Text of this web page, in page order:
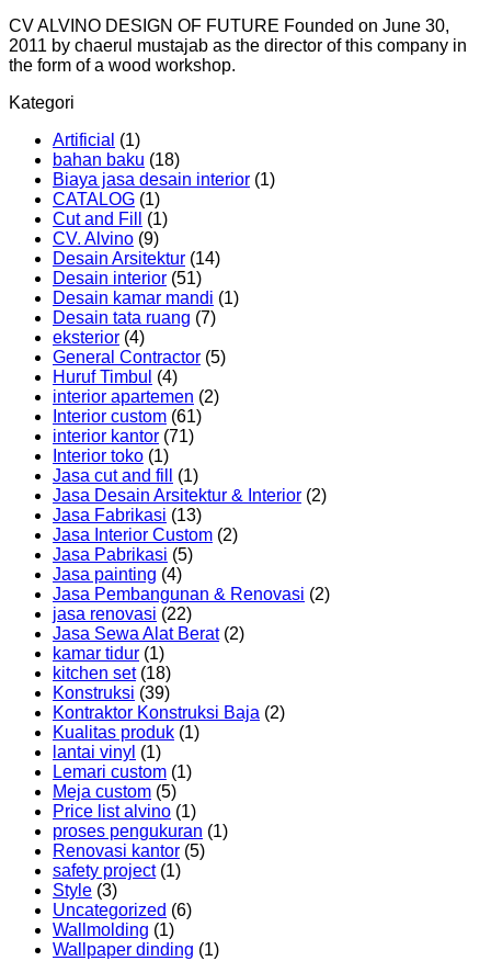
CV ALVINO DESIGN OF FUTURE Founded on June 30,
2011 by chaerul mustajab as the director of this company in
the form of a wood workshop.
Kategori
Artificial (1)
bahan baku (18)
Biaya jasa desain interior (1)
CATALOG (1)
Cut and Fill
(1)
CV. Alvino (9)
Desain Arsitektur (14)
Desain interior (51)
Desain kamar mandi (1)
Desain tata ruang (7)
eksterior (4)
General Contractor (5)
Huruf Timbul (4)
interior apartemen (2)
Interior custom (61)
interior kantor (71)
Interior toko (1)
Jasa cut and fill
(1)
Jasa Desain Arsitektur & Interior (2)
Jasa Fabrikasi (13)
Jasa Interior Custom (2)
Jasa Pabrikasi (5)
Jasa painting (4)
Jasa Pembangunan & Renovasi (2)
jasa renovasi (22)
Jasa Sewa Alat Berat(2)
kamar tidur (1)
kitchen set(18)
Konstruksi (39)
Kontraktor Konstruksi Baja (2)
Kualitas produk (1)
lantai vinyl (1)
Lemari custom (1)
Meja custom (5)
Price list alvino (1)
proses pengukuran (1)
Renovasi kantor (5)
safety project(1)
Style (3)
Uncategorized (6)
Wallmolding (1)
Wallpaper dinding (1)